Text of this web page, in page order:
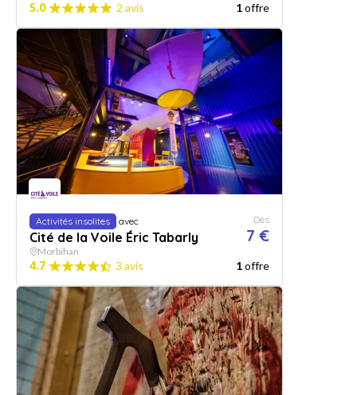
5.0 2 avis 1offre
Activités insolites avec
Cité de la Voile Éric Tabarly
Dès
7 €
Morbihan
4.7 3 avis 1offre